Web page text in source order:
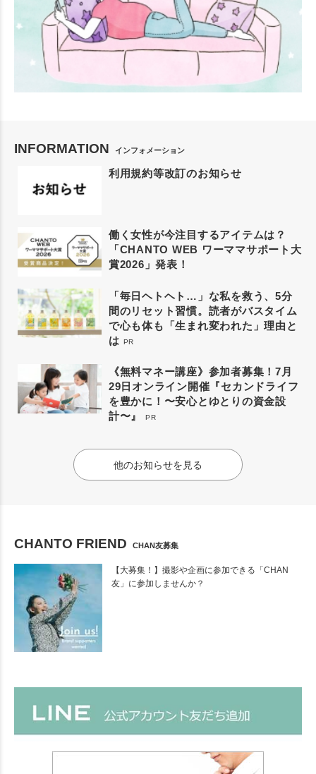
INFORMATION インフォメーション
利用規約等改訂のお知らせ
働く女性が今注目するアイテムは？
「CHANTO WEB ワーママサポート大
賞2026」発表！
「毎日ヘトヘト…」な私を救う、5分
間のリセット習慣。読者がバスタイム
で心も体も「生まれ変われた」理由と
は PR
《無料マネー講座》参加者募集！7月
29日オンライン開催『セカンドライフ
を豊かに！〜安心とゆとりの資金設
計〜』
PR
他のお知らせを見る
CHANTO FRIEND CHAN友募集
【大募集！】撮影や企画に参加できる「CHAN
友」に参加しませんか？